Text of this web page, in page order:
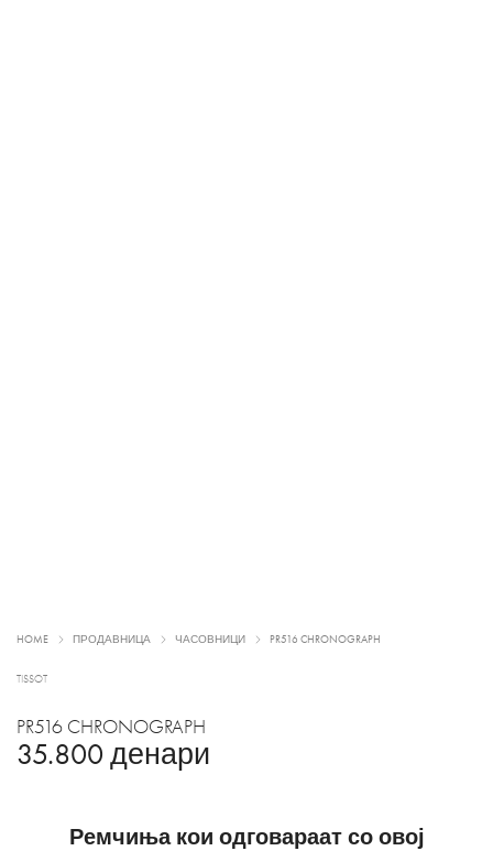
HOME ПРОДАВНИЦА ЧАСОВНИЦИ PR516 CHRONOGRAPH
TISSOT
PR516 CHRONOGRAPH
35.800 денари
Ремчиња кои одговараат со овој